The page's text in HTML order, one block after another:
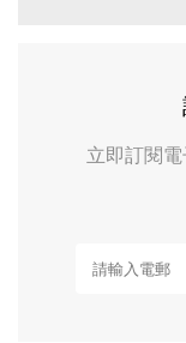
立即訂閱